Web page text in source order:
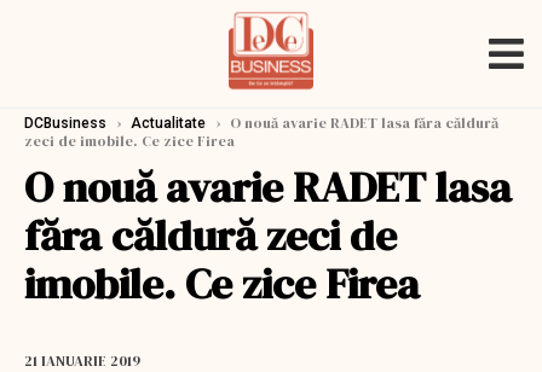
DCBusiness › Actualitate › O nouă avarie RADET lasa făra căldură
zeci de imobile. Ce zice Firea
O nouă avarie RADET lasa
făra căldură zeci de
imobile. Ce zice Firea
21 IANUARIE 2019